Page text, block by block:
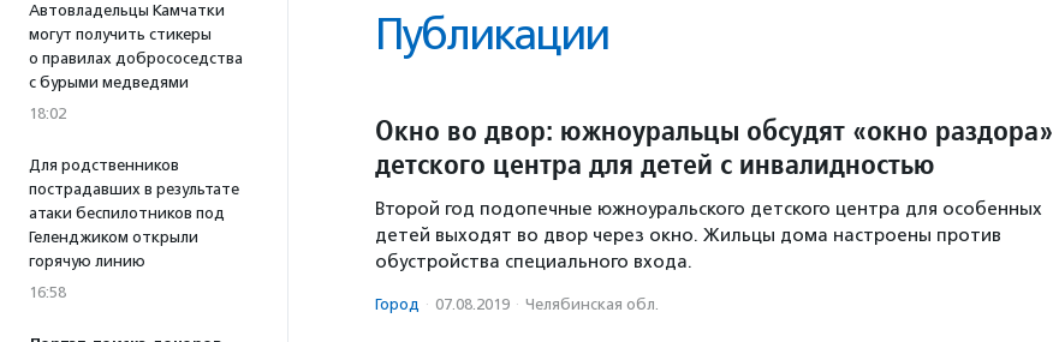
Автовладельцы Камчатки
могут получить стикеры
о правилах добрососедства
с бурыми медведями
18:02
Для родственников
пострадавших в результате
атаки беспилотников под
Геленджиком открыли
горячую линию
16:58
Публикации
Окно во двор: южноуральцы обсудят «окно раздора»
детского центра для детей с инвалидностью
Второй год подопечные южноуральского детского центра для особенных
детей выходят во двор через окно. Жильцы дома настроены против
обустройства специального входа.
Город · 07.08.2019 · Челябинская обл.